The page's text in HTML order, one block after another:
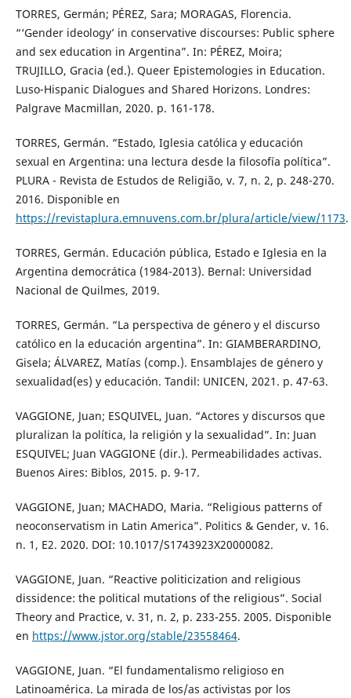
TORRES, Germán; PÉREZ, Sara; MORAGAS, Florencia.
“‘Gender ideology’ in conservative discourses: Public sphere
and sex education in Argentina”. In: PÉREZ, Moira;
TRUJILLO, Gracia (ed.). Queer Epistemologies in Education.
Luso-Hispanic Dialogues and Shared Horizons. Londres:
Palgrave Macmillan, 2020. p. 161-178.
TORRES, Germán. “Estado, Iglesia católica y educación
sexual en Argentina: una lectura desde la filosofía política”.
PLURA - Revista de Estudos de Religião, v. 7, n. 2, p. 248-270.
2016. Disponible en
https://revistaplura.emnuvens.com.br/plura/article/view/1173.
TORRES, Germán. Educación pública, Estado e Iglesia en la
Argentina democrática (1984-2013). Bernal: Universidad
Nacional de Quilmes, 2019.
TORRES, Germán. “La perspectiva de género y el discurso
católico en la educación argentina”. In: GIAMBERARDINO,
Gisela; ÁLVAREZ, Matías (comp.). Ensamblajes de género y
sexualidad(es) y educación. Tandil: UNICEN, 2021. p. 47-63.
VAGGIONE, Juan; ESQUIVEL, Juan. “Actores y discursos que
pluralizan la política, la religión y la sexualidad”. In: Juan
ESQUIVEL; Juan VAGGIONE (dir.). Permeabilidades activas.
Buenos Aires: Biblos, 2015. p. 9-17.
VAGGIONE, Juan; MACHADO, Maria. “Religious patterns of
neoconservatism in Latin America”. Politics & Gender, v. 16.
n. 1, E2. 2020. DOI: 10.1017/S1743923X20000082.
VAGGIONE, Juan. “Reactive politicization and religious
dissidence: the political mutations of the religious”. Social
Theory and Practice, v. 31, n. 2, p. 233-255. 2005. Disponible
en https://www.jstor.org/stable/23558464.
VAGGIONE, Juan. “El fundamentalismo religioso en
Latinoamérica. La mirada de los/as activistas por los